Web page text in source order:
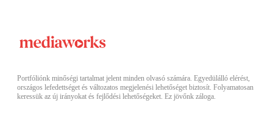
Portfóliónk minőségi tartalmat jelent minden olvasó számára. Egyedülálló elérést,
országos lefedettséget és változatos megjelenési lehetőséget biztosít. Folyamatosan
keressük az új irányokat és fejlődési lehetőségeket. Ez jövőnk záloga.